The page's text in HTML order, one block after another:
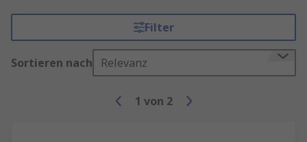
Filter
Sortieren nach Relevanz
1 von 2